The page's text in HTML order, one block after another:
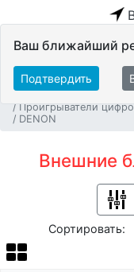
Ваш ближайший
Подтвердить
Проигрыватели
DENON
Внешние
Сортировать: